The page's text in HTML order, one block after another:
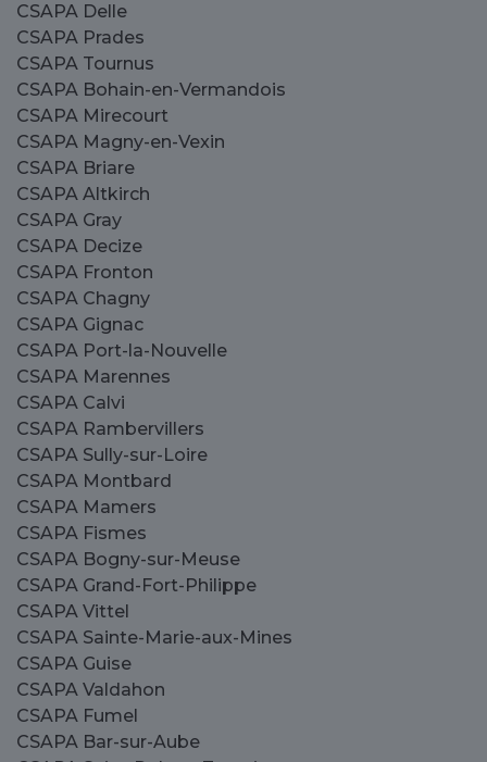
CSAPA Delle
CSAPA Prades
CSAPA Tournus
CSAPA Bohain-en-Vermandois
CSAPA Mirecourt
CSAPA Magny-en-Vexin
CSAPA Briare
CSAPA Altkirch
CSAPA Gray
CSAPA Decize
CSAPA Fronton
CSAPA Chagny
CSAPA Gignac
CSAPA Port-la-Nouvelle
CSAPA Marennes
CSAPA Calvi
CSAPA Rambervillers
CSAPA Sully-sur-Loire
CSAPA Montbard
CSAPA Mamers
CSAPA Fismes
CSAPA Bogny-sur-Meuse
CSAPA Grand-Fort-Philippe
CSAPA Vittel
CSAPA Sainte-Marie-aux-Mines
CSAPA Guise
CSAPA Valdahon
CSAPA Fumel
CSAPA Bar-sur-Aube